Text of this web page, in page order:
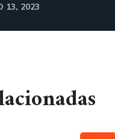
13, 2023